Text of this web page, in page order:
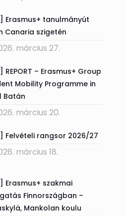
Erasmus+ tanulmányút
Canaria szigetén
március 27.
REPORT – Erasmus+ Group
Mobility Programme in
Batán
március 20.
Felvételi rangsor 2026/27
március 18.
Erasmus+ szakmai
Finnországban –
Mankolan koulu